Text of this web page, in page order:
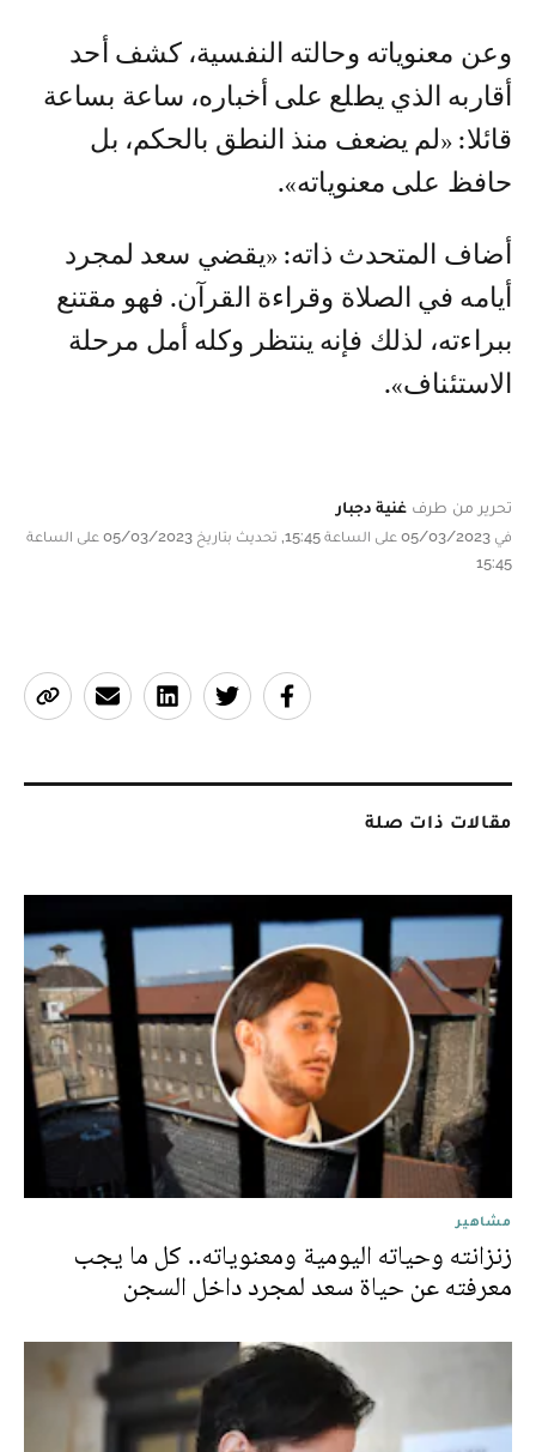
وعن معنوياته وحالته النفسية، كشف أحد
أقاربه الذي يطلع على أخباره، ساعة بساعة
قائلا: «لم يضعف منذ النطق بالحكم، بل
حافظ على معنوياته».
أضاف المتحدث ذاته: «يقضي سعد لمجرد
أيامه في الصلاة وقراءة القرآن. فهو مقتنع
ببراءته، لذلك فإنه ينتظر وكله أمل مرحلة
الاستئناف».
تحرير من طرف غنية دجبار
في 05/03/2023 على الساعة 15:45, تحديث بتاريخ 05/03/2023 على الساعة
15:45
مقالات ذات صلة
مشاهير
زنزانته وحياته اليومية ومعنوياته.. كل ما يجب
معرفته عن حياة سعد لمجرد داخل السجن